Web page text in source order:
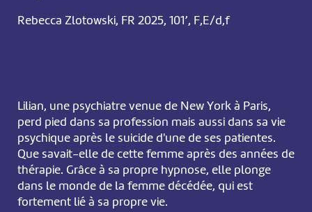
Rebecca Zlotowski, FR 2025, 101’, F,E/d,f
Lilian, une psychiatre venue de New York à Paris,
perd pied dans sa profession mais aussi dans sa vie
psychique après le suicide d'une de ses patientes.
Que savait-elle de cette femme après des années de
thérapie. Grâce à sa propre hypnose, elle plonge
dans le monde de la femme décédée, qui est
fortement lié à sa propre vie.